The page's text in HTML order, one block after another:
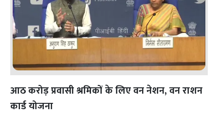
आठ करोड़ प्रवासी श्रमिकों के लिए वन नेशन, वन राशन
कार्ड योजना